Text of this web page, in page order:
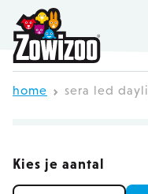
Ga direct door naar
home sera led
Kies je aantal